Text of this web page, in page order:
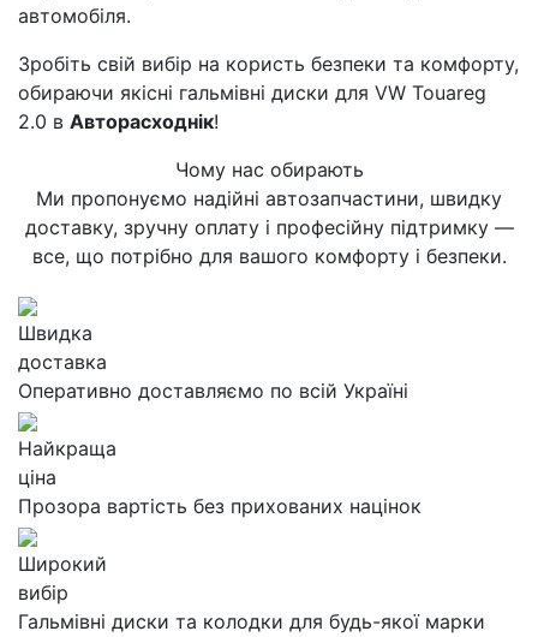
автомобіля.
Зробіть свій вибір на користь безпеки та комфорту,
обираючи якісні гальмівні диски для VW Touareg
2.0 в Авторасходнік!
Чому нас обирають
Ми пропонуємо надійні автозапчастини, швидку
доставку, зручну оплату і професійну підтримку —
все, що потрібно для вашого комфорту і безпеки.
Швидка
доставка
Оперативно доставляємо по всій Україні
Найкраща
ціна
Прозора вартість без прихованих націнок
Широкий
вибір
Гальмівні диски та колодки для будь-якої марки